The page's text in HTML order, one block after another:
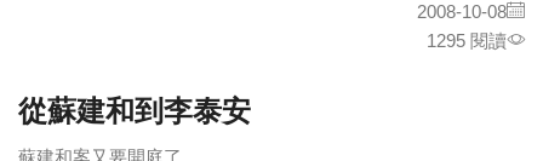
2008-10-08
1295 閱讀
從蘇建和到李泰安